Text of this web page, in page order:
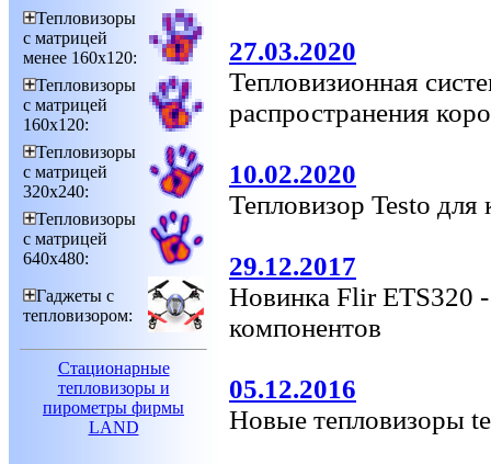
Тепловизоры
с матрицей
менее 160х120:
Тепловизоры
с матрицей
160х120:
Тепловизоры
с матрицей
320х240:
Тепловизоры
с матрицей
640х480:
Гаджеты с
тепловизором:
Стационарные
тепловизоры и
пирометры фирмы
LAND
27.03.2020
Тепловизионная
распространения
10.02.2020
Тепловизор Testo
29.12.2017
Новинка Flir ETS320
компонентов
05.12.2016
Новые тепловизоры